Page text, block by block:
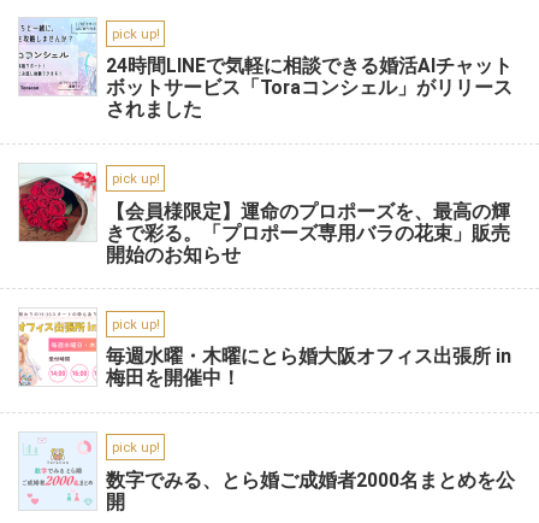
pick up!
24時間LINEで気軽に相談できる婚活AIチャット
ボットサービス「Toraコンシェル」がリリース
されました
pick up!
【会員様限定】運命のプロポーズを、最高の輝
きで彩る。「プロポーズ専用バラの花束」販売
開始のお知らせ
pick up!
毎週水曜・木曜にとら婚大阪オフィス出張所 in
梅田を開催中！
pick up!
数字でみる、とら婚ご成婚者2000名まとめを公
開